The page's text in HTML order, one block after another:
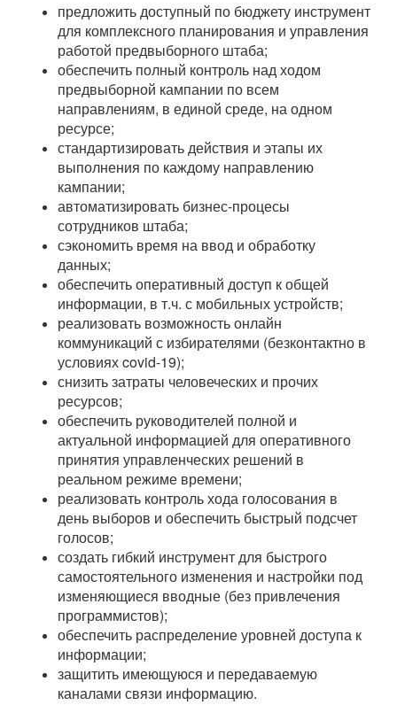
предложить доступный по бюджету инструмент
для комплексного планирования и управления
работой предвыборного штаба;
обеспечить полный контроль над ходом
предвыборной кампании по всем
направлениям, в единой среде, на одном
ресурсе;
стандартизировать действия и этапы их
выполнения по каждому направлению
кампании;
автоматизировать бизнес-процесы
сотрудников штаба;
сэкономить время на ввод и обработку
данных;
обеспечить оперативный доступ к общей
информации, в т.ч. с мобильных устройств;
реализовать возможность онлайн
коммуникаций с избирателями (безконтактно в
условиях covid-19);
снизить затраты человеческих и прочих
ресурсов;
обеспечить руководителей полной и
актуальной информацией для оперативного
принятия управленческих решений в
реальном режиме времени;
реализовать контроль хода голосования в
день выборов и обеспечить быстрый подсчет
голосов;
создать гибкий инструмент для быстрого
самостоятельного изменения и настройки под
изменяющиеся вводные (без привлечения
программистов);
обеспечить распределение уровней доступа к
информации;
защитить имеющуюся и передаваемую
каналами связи информацию.